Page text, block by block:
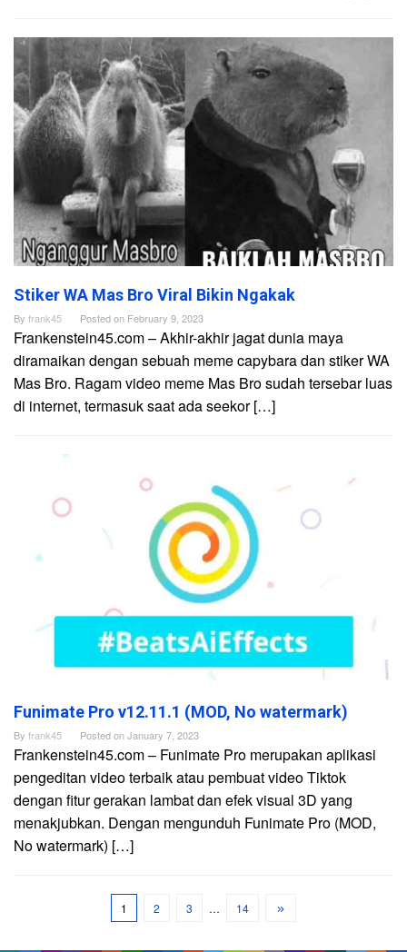
Stiker WA Mas Bro Viral Bikin Ngakak
By frank45 Posted on February 9, 2023
Frankenstein45.com – Akhir-akhir jagat dunia maya
diramaikan dengan sebuah meme capybara dan stiker WA
Mas Bro. Ragam video meme Mas Bro sudah tersebar luas
di internet, termasuk saat ada seekor […]
Funimate Pro v12.11.1 (MOD, No watermark)
By frank45 Posted onJanuary 7, 2023
Frankenstein45.com – Funimate Pro merupakan aplikasi
pengeditan video terbaik atau pembuat video Tiktok
dengan fitur gerakan lambat dan efek visual 3D yang
menakjubkan. Dengan mengunduh Funimate Pro (MOD,
No watermark) […]
1 2 3 … 14